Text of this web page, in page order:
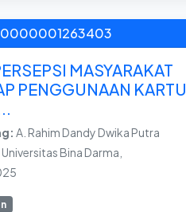
MASYARAKAT
PENGGUNAAN KARTU
A. Rahim Dandy Dwika Putra
Universitas Bina Darma,